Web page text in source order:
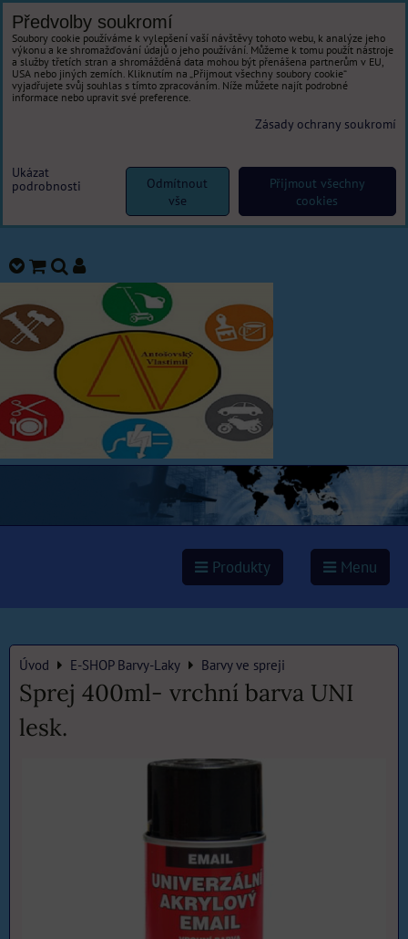
Produkty Menu
Úvod E-SHOP Barvy-Laky Barvy ve spreji
Sprej 400ml- vrchní barva UNI
lesk.
Předvolby soukromí
Soubory cookie používáme k vylepšení vaší návštěvy tohoto webu, k analýze jeho
výkonu a ke shromažďování údajů o jeho používání. Můžeme k tomu použít nástroje
a služby třetích stran a shromážděná data mohou být přenášena partnerům v EU,
USA nebo jiných zemích. Kliknutím na „Přijmout všechny soubory cookie“
vyjadřujete svůj souhlas s tímto zpracováním. Níže můžete najít podrobné
informace nebo upravit své preference.
Zásady ochrany soukromí
Ukázat
podrobnosti
Přijmout všechny
cookies
Odmítnout
vše